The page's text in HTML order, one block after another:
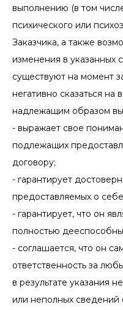
выполнению (в том
психического или
Заказчика, а также
изменения в указанных
существуют на момент
негативно сказаться на
надлежащим образом
- выражает свое
подлежащих
договору;
- гарантирует
предоставляемых о
- гарантирует, что он
полностью
- соглашается, что он
ответственность за
в результате указания
или неполных сведений